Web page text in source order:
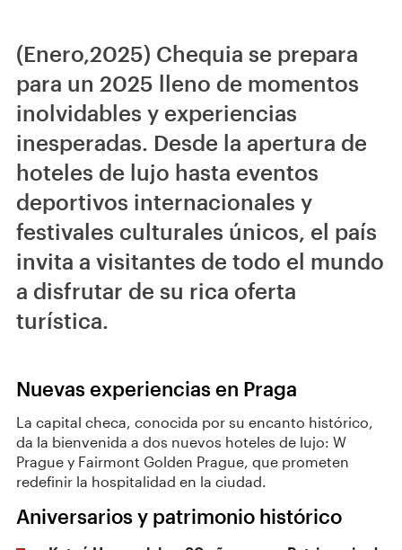
(Enero,2025) Chequia se prepara
para un 2025 lleno de momentos
inolvidables y experiencias
inesperadas. Desde la apertura de
hoteles de lujo hasta eventos
deportivos internacionales y
festivales culturales únicos, el país
invita a visitantes de todo el mundo
a disfrutar de su rica oferta
turística.
Nuevas experiencias en Praga
La capital checa, conocida por su encanto histórico,
da la bienvenida a dos nuevos hoteles de lujo: W
Prague y Fairmont Golden Prague, que prometen
redefinir la hospitalidad en la ciudad.
Aniversarios y patrimonio histórico